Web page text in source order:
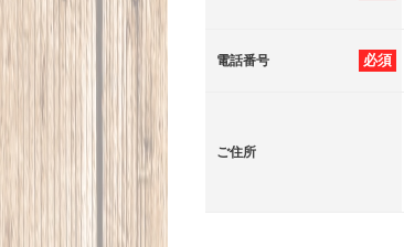
必須
電話番号
ご住所